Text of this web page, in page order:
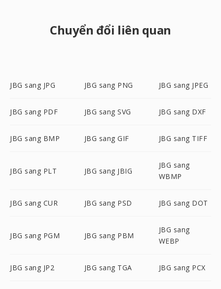
Chuyển đổi liên quan
JBG sang JPG JBG sang PNG JBG sang JPEG
JBG sang PDF JBG sang SVG JBG sang DXF
JBG sang BMP JBG sang GIF JBG sang TIFF
JBG sang PLT JBG sang JBIG
JBG sang
WBMP
JBG sang CUR JBG sang PSD JBG sang DOT
JBG sang PGM JBG sang PBM
JBG sang
WEBP
JBG sang JP2 JBG sang TGA JBG sang PCX